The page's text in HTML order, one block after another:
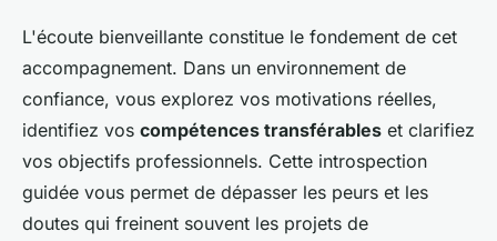
L'écoute bienveillante constitue le fondement de cet
accompagnement. Dans un environnement de
confiance, vous explorez vos motivations réelles,
identifiez vos compétences transférables et clarifiez
vos objectifs professionnels. Cette introspection
guidée vous permet de dépasser les peurs et les
doutes qui freinent souvent les projets de